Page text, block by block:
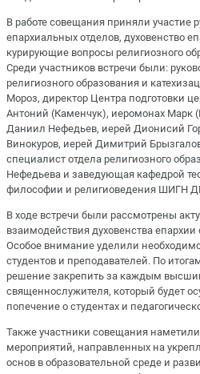
В работе совещания приняли участие
епархиальных отделов, духовенство
курирующие вопросы религиозного
Среди участников встречи были:
религиозного образования и
Мороз, директор Центра подготовки
Антоний (Каменчук), иеромонах Марк
Даниил Нефедьев, иерей Дионисий
Винокуров, иерей Димитрий
специалист отдела религиозного
Нефедьева и заведующая кафедрой
философии и религиоведения ШИГН
В ходе встречи были рассмотрены
взаимодействия духовенства
Особое внимание уделили
студентов и преподавателей. По
решение закрепить за каждым
священнослужителя, который будет
попечение о студентах и
Также участники совещания
мероприятий, направленных на
основ в образовательной среде и